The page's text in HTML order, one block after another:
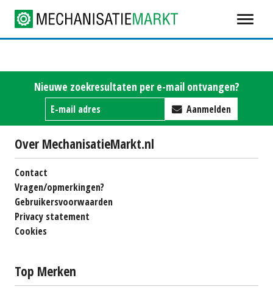
Nieuwe zoekresultaten per e-mail ontvangen?
Aanmelden
Over MechanisatieMarkt.nl
Contact
Vragen/opmerkingen?
Gebruikersvoorwaarden
Privacy statement
Cookies
Top Merken